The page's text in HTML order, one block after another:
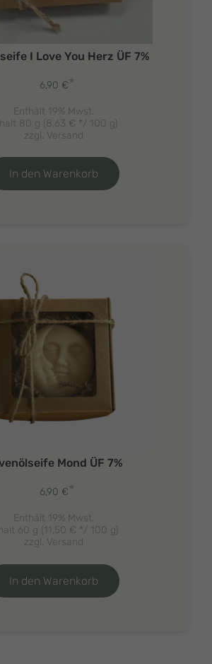
I Love You Herz ÜF 7%
6,90 €*
Enthält 19% Mwst.
80 g (8,63 € */ 100 g)
zzgl. Versand
In den Warenkorb
Mond ÜF 7%
6,90 €*
Enthält 19% Mwst.
60 g (11,50 € */ 100 g)
zzgl. Versand
In den Warenkorb